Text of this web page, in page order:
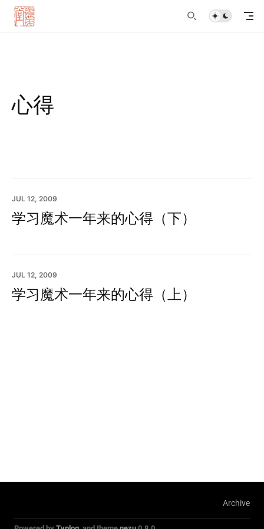
心得
JUL 12, 2009
学习魔术一年来的心得（下）
JUL 12, 2009
学习魔术一年来的心得（上）
Archive